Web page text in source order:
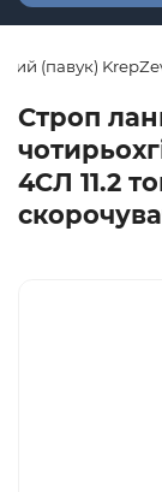
(павук)
Строп
4СЛ 11.2